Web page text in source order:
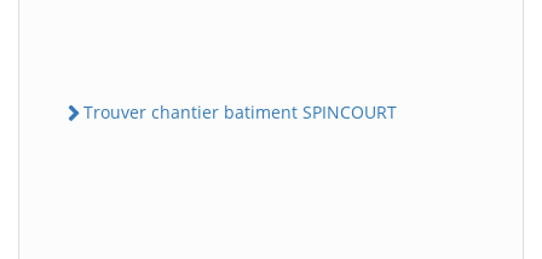
Trouver chantier batiment SPINCOURT